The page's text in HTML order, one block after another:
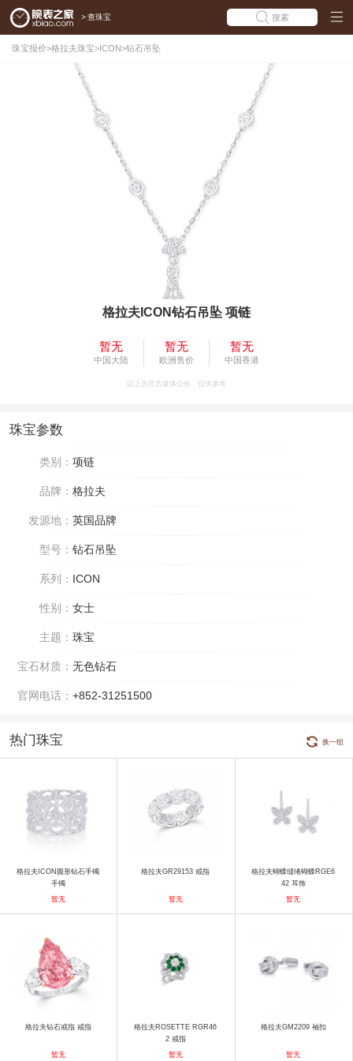
> 查珠宝 搜索
珠宝报价>格拉夫珠宝>ICON>钻石吊坠
格拉夫ICON钻石吊坠 项链
暂无
中国大陆
暂无
欧洲售价
暂无
中国香港
以上为官方媒体公价，仅供参考
珠宝参数
类别： 项链
品牌： 格拉夫
发源地： 英国品牌
型号： 钻石吊坠
系列： ICON
性别： 女士
主题： 珠宝
宝石材质： 无色钻石
官网电话： +852-31251500
热门珠宝 换一组
格拉夫ICON圆形钻石手镯
手镯
暂无
格拉夫GR29153 戒指
暂无
格拉夫蝴蝶缱绻蝴蝶RGE6
42 耳饰
暂无
格拉夫钻石戒指 戒指
暂无
格拉夫ROSETTE RGR46
2 戒指
暂无
格拉夫GM2209 袖扣
暂无